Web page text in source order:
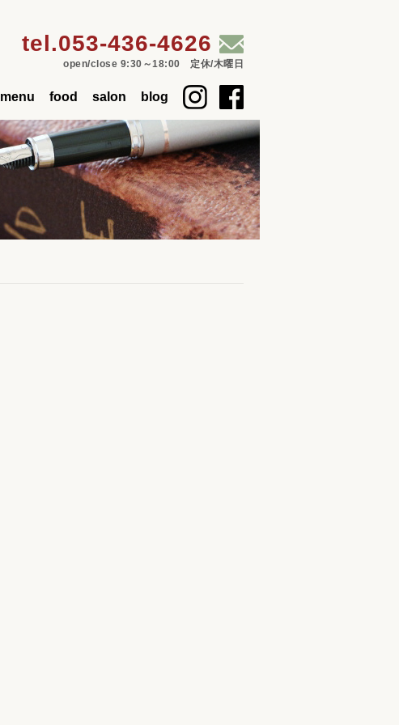
menu food salon blog
tel.053-436-4626
open/close 9:30～18:00 定休/木曜日